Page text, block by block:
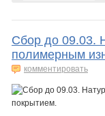
Сбор до 09.03.
полимерным
комментировать